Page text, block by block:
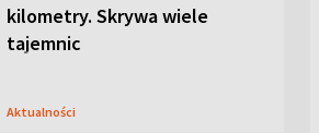
kilometry. Skrywa wiele
tajemnic
Aktualności